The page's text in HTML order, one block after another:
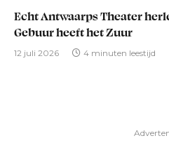
Echt Antwaarps Theater
Gebuur heeft het Zuur
12 juli 2026 4 minuten leestijd